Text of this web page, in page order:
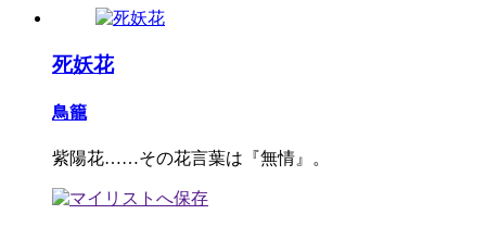
死妖花
鳥籠
紫陽花……その花言葉は『無情』。